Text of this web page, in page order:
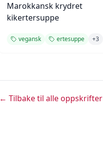
Marokkansk krydret
kikertersuppe
vegansk ertesuppe +3
← Tilbake til alle oppskrifter